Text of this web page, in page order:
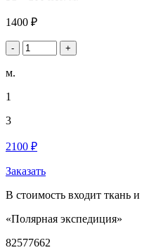
1400 ₽
- +
м.
1
3
2100 ₽
Заказать
В стоимость входит ткань и
«Полярная экспедиция»
82577662